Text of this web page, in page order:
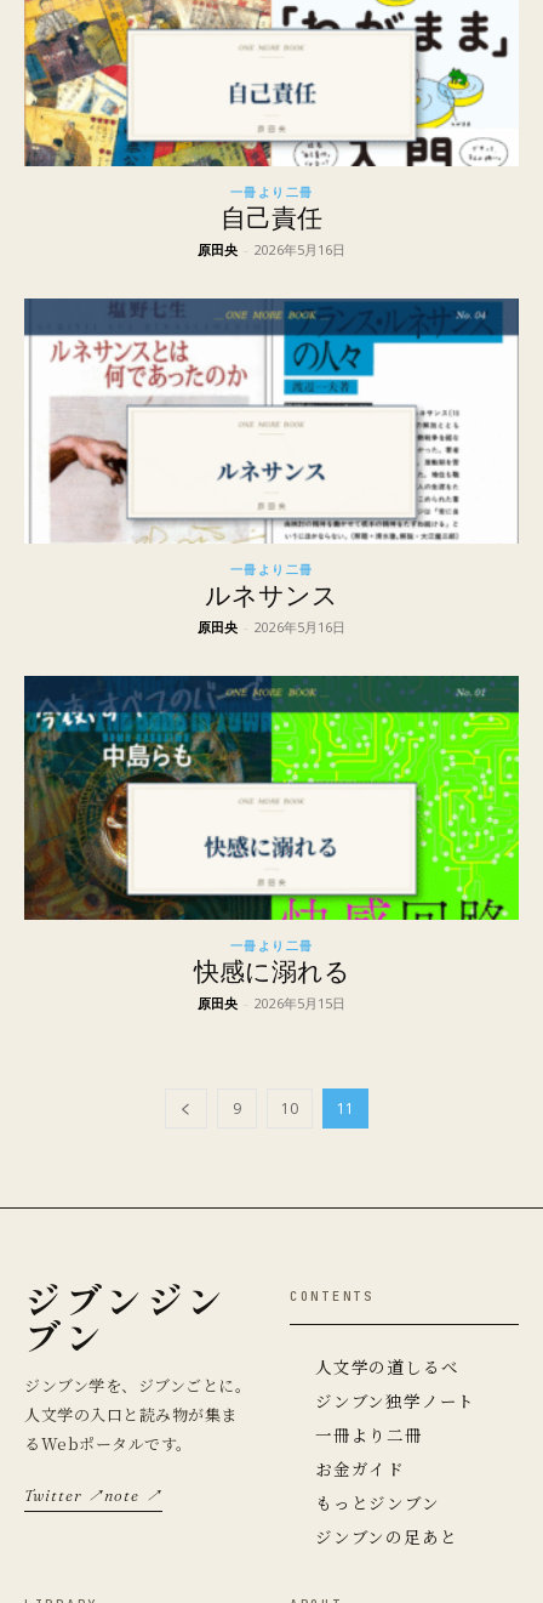
一冊より二冊
自己責任
原田央 - 2026年5月16日
一冊より二冊
ルネサンス
原田央 - 2026年5月16日
一冊より二冊
快感に溺れる
原田央 - 2026年5月15日
9 10 11
ジブンジン
ブン
ジンブン学を、ジブンごとに。
人文学の入口と読み物が集ま
るWebポータルです。
Twitter ↗note ↗
CONTENTS
人文学の道しるべ
ジンブン独学ノート
一冊より二冊
お金ガイド
もっとジンブン
ジンブンの足あと